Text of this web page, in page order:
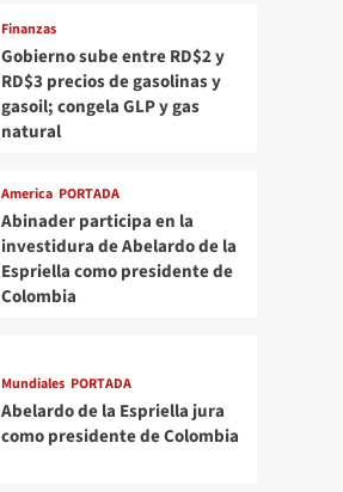
Finanzas
Gobierno sube entre RD$2 y
RD$3 precios de gasolinas y
gasoil; congela GLP y gas
natural
America PORTADA
Abinader participa en la
investidura de Abelardo de la
Espriella como presidente de
Colombia
Mundiales PORTADA
Abelardo de la Espriella jura
como presidente de Colombia